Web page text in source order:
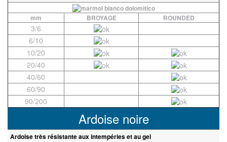
mm BROYAGE ROUNDED
3/6
6/10
10/20
20/40
40/60
60/90
90/200
Ardoise noire
Ardoise très résistante aux intempéries et au gel